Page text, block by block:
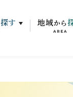
探す 地域から
AREA